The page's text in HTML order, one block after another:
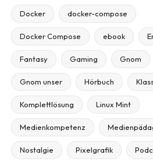
Docker docker-compose
Docker Compose ebook
Fantasy Gaming Gnom
Gnom unser Hörbuch
Komplettlösung Linux Mint
Medienkompetenz
Nostalgie Pixelgrafik